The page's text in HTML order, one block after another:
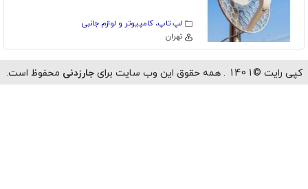
لپ تاپ، کامپیوتر و لوازم جانبی
تهران
©1401 . همه حقوق این وب سایت برای جارزدنیمحفوظ است.